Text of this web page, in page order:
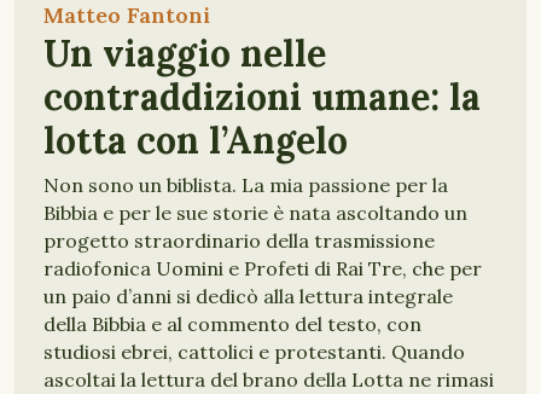
Matteo Fantoni
Un viaggio nelle
contraddizioni umane: la
lotta con l’Angelo
Non sono un biblista. La mia passione per la
Bibbia e per le sue storie è nata ascoltando un
progetto straordinario della trasmissione
radiofonica Uomini e Profeti di Rai Tre, che per
un paio d’anni si dedicò alla lettura integrale
della Bibbia e al commento del testo, con
studiosi ebrei, cattolici e protestanti. Quando
ascoltai la lettura del brano della Lotta ne rimasi